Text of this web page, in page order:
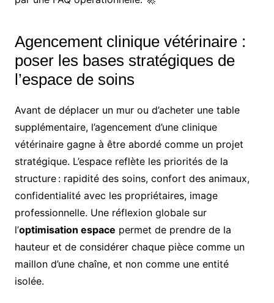
Agencement clinique vétérinaire :
poser les bases stratégiques de
l’espace de soins
Avant de déplacer un mur ou d’acheter une table
supplémentaire, l’agencement d’une clinique
vétérinaire gagne à être abordé comme un projet
stratégique. L’espace reflète les priorités de la
structure : rapidité des soins, confort des animaux,
confidentialité avec les propriétaires, image
professionnelle. Une réflexion globale sur
l’optimisation espace permet de prendre de la
hauteur et de considérer chaque pièce comme un
maillon d’une chaîne, et non comme une entité
isolée.